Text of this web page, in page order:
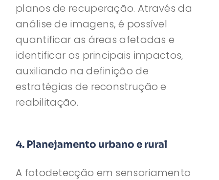
planos de recuperação. Através da
análise de imagens, é possível
quantificar as áreas afetadas e
identificar os principais impactos,
auxiliando na definição de
estratégias de reconstrução e
reabilitação.
4. Planejamento urbano e rural
A fotodetecção em sensoriamento